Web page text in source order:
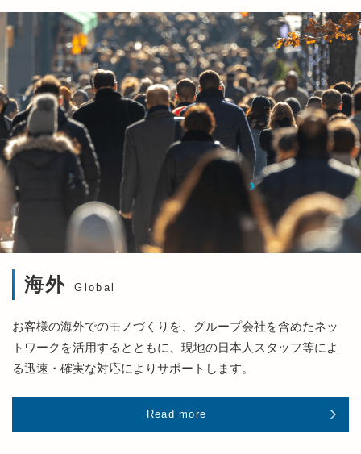
海外Global
お客様の海外でのモノづくりを、グループ会社を含めたネッ
トワークを活用するとともに、現地の日本人スタッフ等によ
る迅速・確実な対応によりサポートします。
Read more